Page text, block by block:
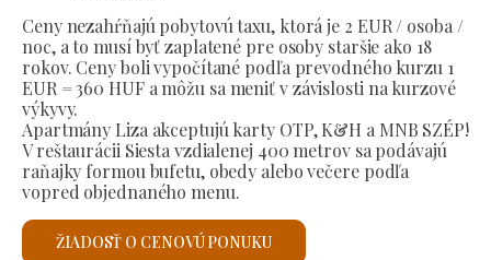
Ceny nezahŕňajú pobytovú taxu, ktorá je 2 EUR / osoba /
noc, a to musí byť zaplatené pre osoby staršie ako 18
rokov. Ceny boli vypočítané podľa prevodného kurzu 1
EUR = 360 HUF a môžu sa meniť v závislosti na kurzové
výkyvy.
Apartmány Liza akceptujú karty OTP, K&H a MNB SZÉP!
V reštaurácii Siesta vzdialenej 400 metrov sa podávajú
raňajky formou bufetu, obedy alebo večere podľa
vopred objednaného menu.
ŽIADOSŤ O CENOVÚ PONUKU